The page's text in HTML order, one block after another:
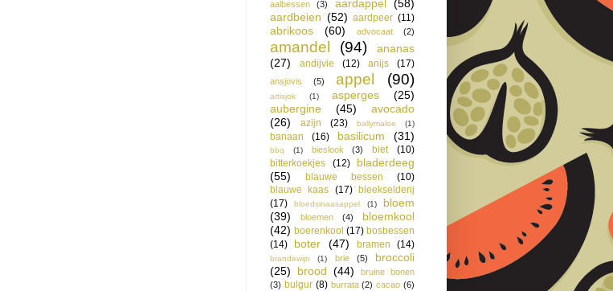
aalbessen (3) aardappel (58)
aardbeien (52) aardpeer (11)
abrikoos (60) advocaat (2)
amandel (94)
ananas
(27)
andijvie (12) anijs (17)
ansjovis (5) appel (90)
artisjok (1) asperges
(25)
aubergine
(45)
avocado
(26)
azijn (23) ballymaloe (1)
banaan (16) basilicum (31)
bbq (1) bieslook (3) biet
(10)
bitterkoekjes
(12)
bladerdeeg
(55)
blauwe bessen
(10)
blauwe kaas (17) bleekselderij
(17)
bloedsinaasappel (1)
bloem
(39)
bloemen (4)
bloemkool
(42) boerenkool (17) bosbessen
(14)
boter (47) bramen (14)
brandewijn (1) brie (5)
broccoli
(25)
brood (44)
bruine bonen
(3) bulgur (8) burrata (2) cacao (6)